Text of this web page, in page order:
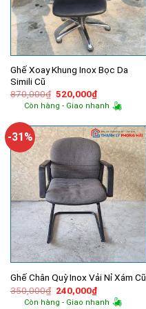
Ghế Xoay Khung Inox Bọc Da
Simili Cũ
870,000₫ Giá
gốc
là:
520,000₫Giá
hiện
tại
520,000₫.
Còn hàng - Giao nhanh
-31%
Ghế Chân Quỳ Inox Vải Nỉ Xám Cũ
350,000₫ Giá
gốc
240,000₫Giá
hiện
Còn hàng - Giao nhanh